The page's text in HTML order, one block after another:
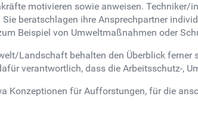
motivieren sowie anweisen.
beratschlagen ihre Ansprechpartner
Beispiel von Umweltmaßnahmen oder
Landschaft behalten den Überblick
verantwortlich, dass die Arbeitsschutz-,
Konzeptionen für Aufforstungen, für die